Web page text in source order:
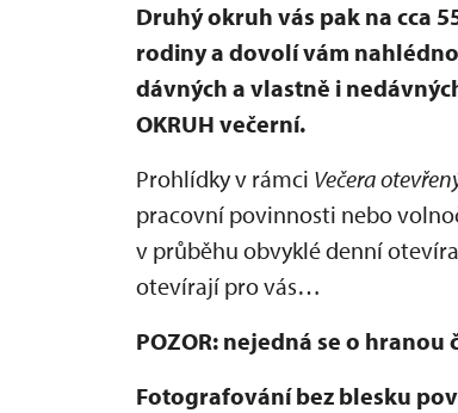
Druhý okruh vás pak na cca
rodiny a dovolí vám
dávných a vlastně i
OKRUH večerní.
Prohlídky v rámci Večera
pracovní povinnosti nebo
v průběhu obvyklé denní
otevírají pro vás…
POZOR: nejedná se o
Fotografování bez blesku